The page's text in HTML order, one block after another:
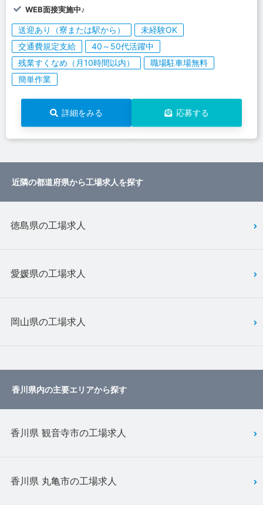
WEB面接実施中♪
送迎あり（寮または駅から）
未経験OK
交通費規定支給
40～50代活躍中
残業すくなめ（月10時間以内）
職場駐車場無料
簡単作業
詳細をみる 応募する
近隣の都道府県から工場求人を探す
徳島県の工場求人
愛媛県の工場求人
岡山県の工場求人
香川県内の主要エリアから探す
香川県 観音寺市の工場求人
香川県 丸亀市の工場求人